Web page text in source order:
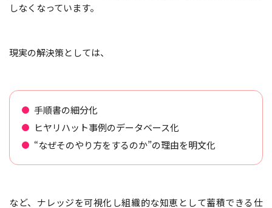
しなくなっています。
現実の解決策としては、
手順書の細分化
ヒヤリハット事例のデータベース化
“なぜそのやり方をするのか”の理由を明文化
など、ナレッジを可視化し組織的な知恵として蓄積できる仕